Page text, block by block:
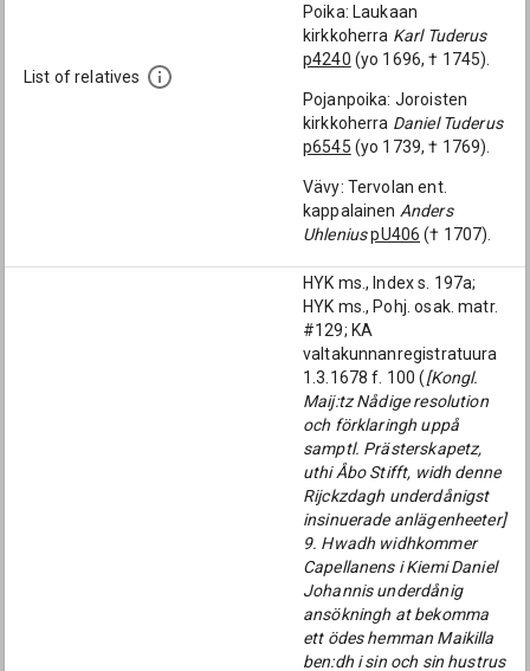
List of relatives
Poika: Laukaan
kirkkoherra Karl Tuderus
p4240 (yo 1696, † 1745).
Pojanpoika: Joroisten
kirkkoherra Daniel Tuderus
p6545 (yo 1739, † 1769).
Vävy: Tervolan ent.
kappalainen Anders
UhleniuspU406 († 1707).
HYK ms., Index s. 197a;
HYK ms., Pohj. osak. matr.
#129; KA
valtakunnanregistratuura
1.3.1678 f. 100 ([Kongl.
Maij:tz Nådige resolution
och förklaringh uppå
samptl. Prästerskapetz,
uthi Åbo Stifft, widh denne
Rijckzdagh underdånigst
insinuerade anlägenheeter]
9. Hwadh widhkommer
Capellanens i Kiemi Daniel
Johannis underdånig
ansökningh at bekomma
ett ödes hemman Maikilla
ben:dh i sin och sin hustrus